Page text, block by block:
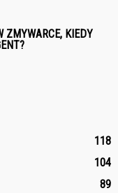
ZMYWARCE, KIEDY
118
104
89